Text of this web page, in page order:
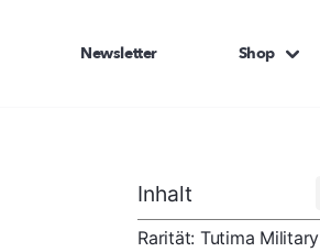
Newsletter Shop
Inhalt
Rarität: Tutima Military